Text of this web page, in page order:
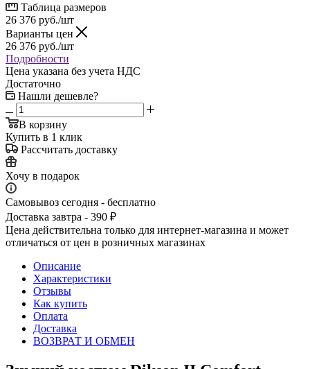
Таблица размеров
26 376 руб./шт
Варианты цен
26 376 руб./шт
Подробности
Цена указана без учета НДС
Достаточно
Нашли дешевле?
В корзину
Купить в 1 клик
Рассчитать доставку
Хочу в подарок
Самовывоз сегодня - бесплатно
Доставка завтра - 390 ₽
Цена действительна только для интернет-магазина и может
отличаться от цен в розничных магазинах
Описание
Характеристики
Отзывы
Как купить
Оплата
Доставка
ВОЗВРАТ И ОБМЕН